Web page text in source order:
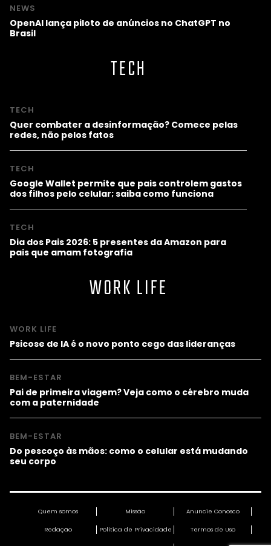
NEWS
OpenAI lança piloto de anúncios no ChatGPT no
Brasil
TECH
TECH
Quer combater a desinformação? Comece pelas
redes, não pelos fatos
TECH
Google Wallet permite que pais controlem gastos
dos filhos pelo celular; saiba como funciona
TECH
Dia dos Pais 2026: 5 presentes da Amazon para
pais que amam fotografia
WORK LIFE
WORK LIFE
Psicose de IA é o novo ponto cego das lideranças
BEM-ESTAR
Pai de primeira viagem? Veja como o cérebro muda
com a paternidade
BEM-ESTAR
Do pescoço às mãos: como o celular está mudando
seu corpo
Quem somos Missão Anuncie Conosco
Redação Política de Privacidade Termos de Uso